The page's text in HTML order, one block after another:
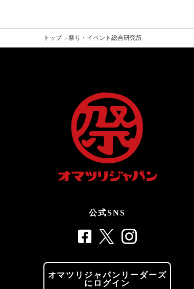
トップ 祭り・イベント総合研究所
公式SNS
オマツリジャパンリーダーズ
にログイン